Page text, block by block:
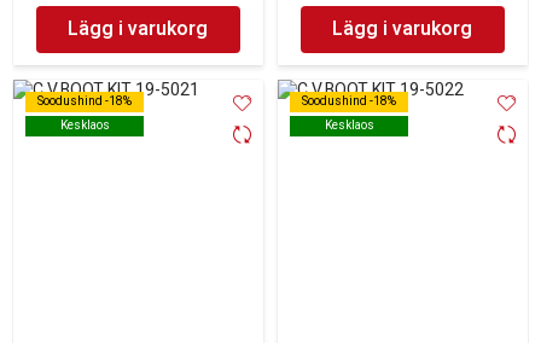
Lägg i varukorg Lägg i varukorg
Soodushind -18%
Kesklaos
Soodushind -18%
Kesklaos
Soodushind -18%
Kesklaos
Soodushind -18%
Kesklaos